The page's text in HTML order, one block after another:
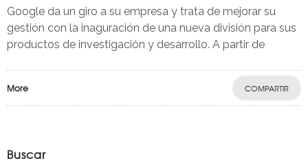
Google da un giro a su empresa y trata de mejorar su
gestión con la inaguración de una nueva división para sus
productos de investigación y desarrollo. A partir de
More COMPARTIR
Buscar